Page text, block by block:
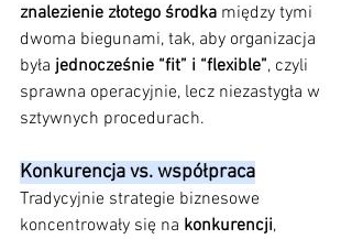
znalezienie złotego środka między tymi
dwoma biegunami, tak, aby organizacja
była jednocześnie “fit” i “flexible”, czyli
sprawna operacyjnie, lecz niezastygła w
sztywnych procedurach.
Konkurencja vs. współpraca
Tradycyjnie strategie biznesowe
koncentrowały się na konkurencji,